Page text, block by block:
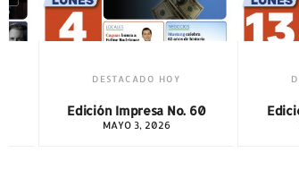
DESTACADO HOY
Edición Impresa No. 59
ABRIL 12, 2026